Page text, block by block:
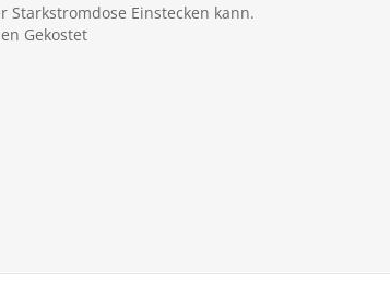
Starkstromdose Einstecken kann.
Gekostet